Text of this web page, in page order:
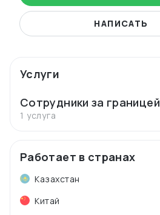
НАПИСАТЬ
Услуги
Сотрудники за границей
1 услуга
Работает в странах
Казахстан
Китай